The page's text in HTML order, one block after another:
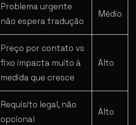
Problema urgente
não espera tradução
Médio
Preço por contato vs
fixo impacta muito à
medida que cresce
Alto
Requisito legal, não
opcional
Alto